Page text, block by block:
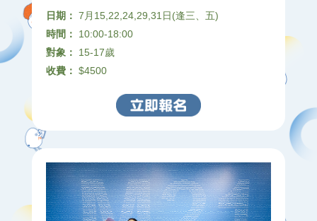
日期： 7月15,22,24,29,31日(逢三、五)
時間：
10:00-18:00
對象：
15-17歲
收費： $4500